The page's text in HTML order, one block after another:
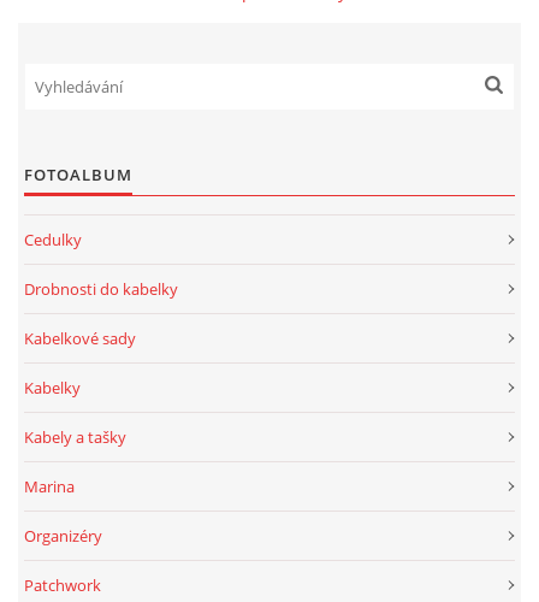
FOTOALBUM
Cedulky
Drobnosti do kabelky
Kabelkové sady
Kabelky
Kabely a tašky
Marina
Organizéry
Patchwork